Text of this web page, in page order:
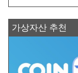
가상자산 추천